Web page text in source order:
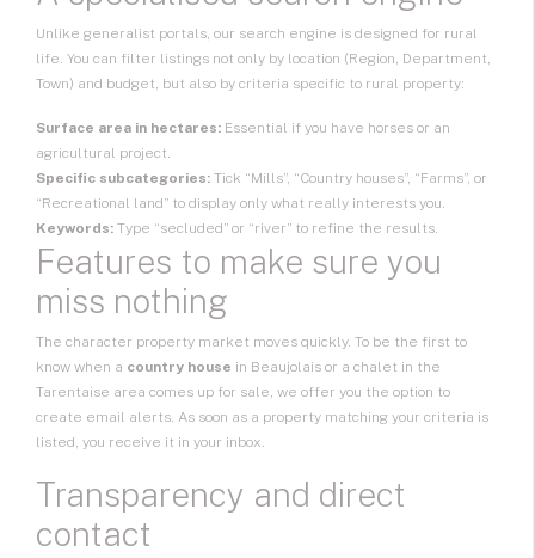
Unlike generalist portals, our search engine is designed for rural
life. You can filter listings not only by location (Region, Department,
Town) and budget, but also by criteria specific to rural property:
Surface area in hectares: Essential if you have horses or an
agricultural project.
Specific subcategories: Tick “Mills”, “Country houses”, “Farms”, or
“Recreational land” to display only what really interests you.
Keywords: Type “secluded” or “river” to refine the results.
Features to make sure you
miss nothing
The character property market moves quickly. To be the first to
know when a country house in Beaujolais or a chalet in the
Tarentaise area comes up for sale, we offer you the option to
create email alerts. As soon as a property matching your criteria is
listed, you receive it in your inbox.
Transparency and direct
contact